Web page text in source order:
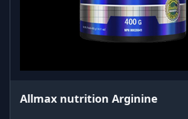
Allmax nutrition Arginine